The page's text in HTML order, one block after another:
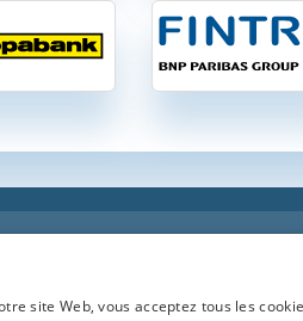
en toute indépendance en Belgique: optez
site Web, vous acceptez tous les